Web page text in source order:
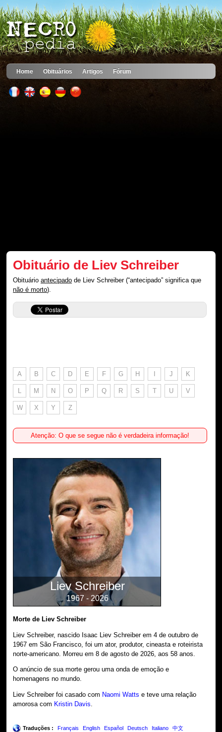
Home Obituários Artigos Fórum
Obituário de Liev Schreiber
Obituárioantecipado de Liev Schreiber (“antecipado” significa que
não é morto).
A B C D E F G H I J K
L M N O P Q R S T U V
W X Y Z
Atenção: O que se segue não é verdadeira informação!
Liev Schreiber
1967 - 2026
Morte de Liev Schreiber
Liev Schreiber, nascido Isaac Liev Schreiber em 4 de outubro de
1967 em São Francisco, foi um ator, produtor, cineasta e roteirista
norte-americano. Morreu em 8 de agosto de 2026, aos 58 anos.
O anúncio de sua morte gerou uma onda de emoção e
homenagens no mundo.
Liev Schreiber foi casado com Naomi Watts e teve uma relação
amorosa com Kristin Davis.
Traduções : Français English Español Deutsch Italiano 中文